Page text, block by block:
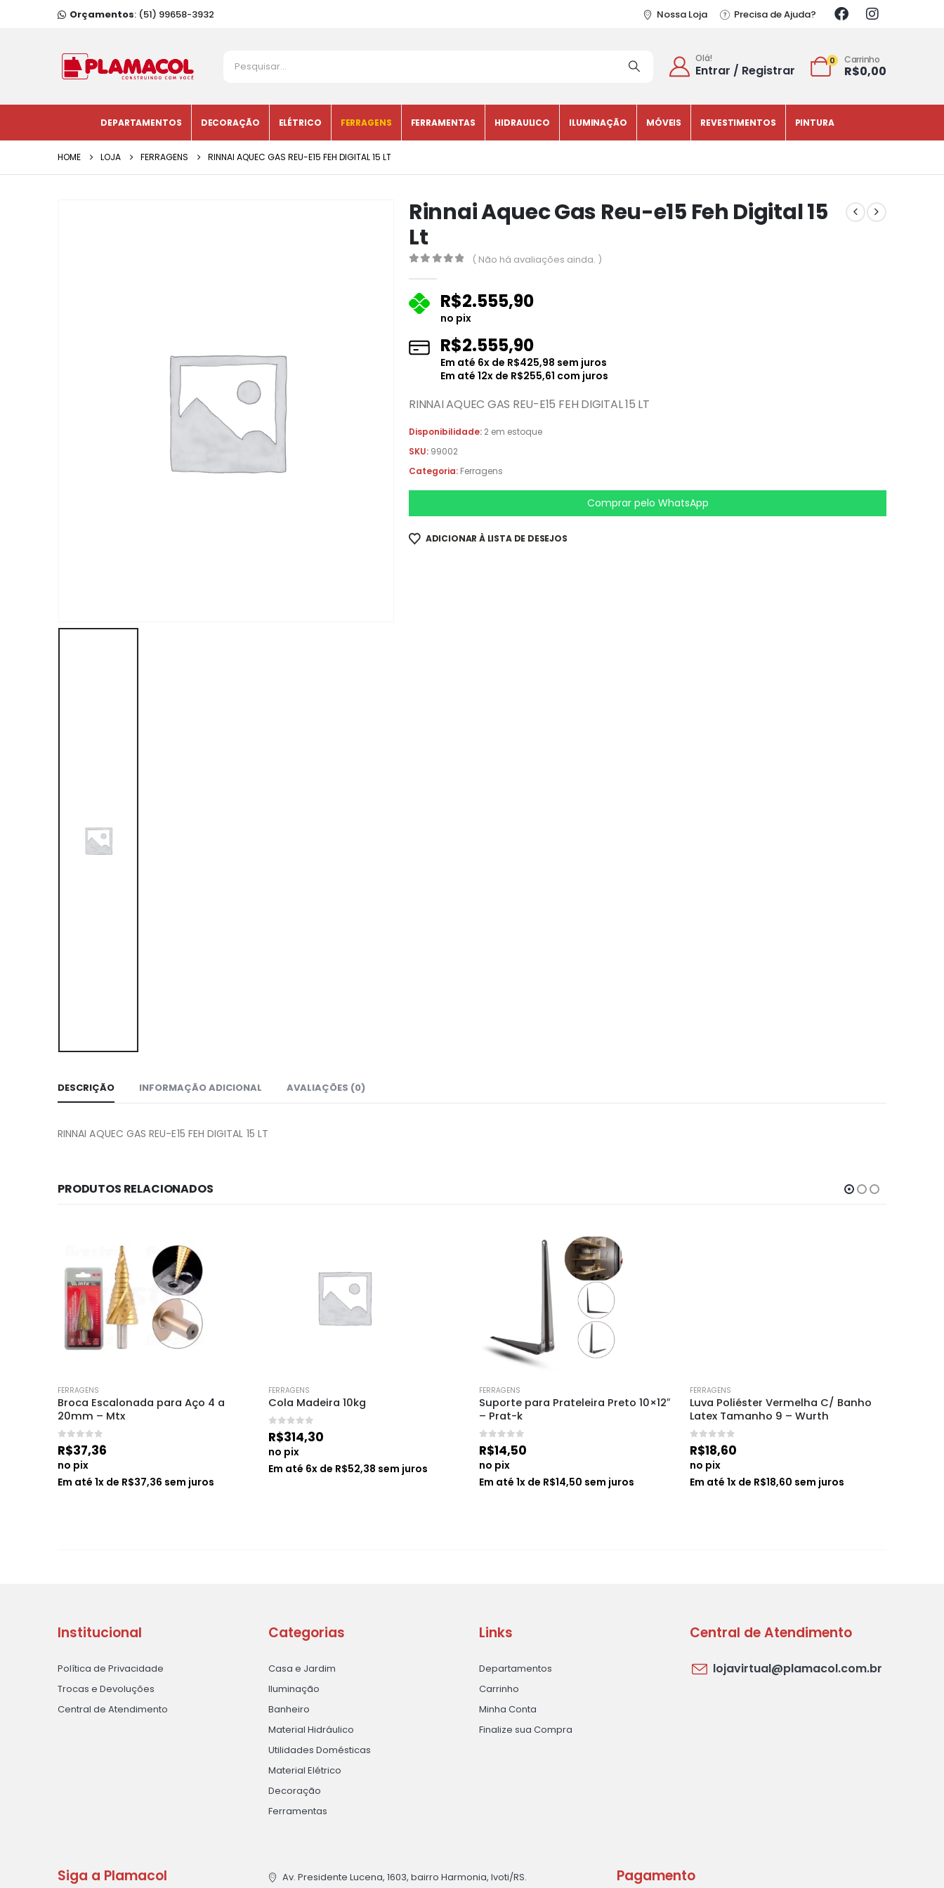
Orçamentos: (51) 99658-3932 Nossa Loja Precisa de Ajuda?
Olá!
Entrar / Registrar
0 Carrinho
R$0,00
DEPARTAMENTOS DECORAÇÃO ELÉTRICO FERRAGENS FERRAMENTAS HIDRAULICO ILUMINAÇÃO MÓVEIS REVESTIMENTOS PINTURA
HOME LOJA FERRAGENS RINNAI AQUEC GAS REU-E15 FEH DIGITAL 15 LT
Rinnai Aquec Gas Reu-e15 Feh Digital 15
Lt
( Não há avaliações ainda. )
R$2.555,90
no pix
R$2.555,90
Em até 6x de R$425,98 sem juros
Em até 12x de R$255,61 com juros
RINNAI AQUEC GAS REU-E15 FEH DIGITAL 15 LT
Disponibilidade: 2 em estoque
SKU: 99002
Categoria: Ferragens
Comprar pelo WhatsApp
ADICIONAR À LISTA DE DESEJOS
DESCRIÇÃO INFORMAÇÃO ADICIONAL AVALIAÇÕES (0)
RINNAI AQUEC GAS REU-E15 FEH DIGITAL 15 LT
PRODUTOS RELACIONADOS
FERRAGENS
Broca Escalonada para Aço 4 a
20mm – Mtx
de 5
R$37,36
no pix
Em até 1x de R$37,36 sem juros
FERRAGENS
Cola Madeira 10kg
de 5
R$314,30
no pix
Em até 6x de R$52,38 sem juros
FERRAGENS
Suporte para Prateleira Preto 10×12″
– Prat-k
de 5
R$14,50
no pix
Em até 1x de R$14,50 sem juros
FERRAGENS
Luva Poliéster Vermelha C/ Banho
Latex Tamanho 9 – Wurth
de 5
R$18,60
no pix
Em até 1x de R$18,60 sem juros
Institucional
Política de Privacidade
Trocas e Devoluções
Central de Atendimento
Categorias
Casa e Jardim
Iluminação
Banheiro
Material Hidráulico
Utilidades Domésticas
Material Elétrico
Decoração
Ferramentas
Links
Departamentos
Carrinho
Minha Conta
Finalize sua Compra
Central de Atendimento
lojavirtual@plamacol.com.br
Siga a Plamacol Av. Presidente Lucena, 1603, bairro Harmonia, Ivoti/RS. Pagamento